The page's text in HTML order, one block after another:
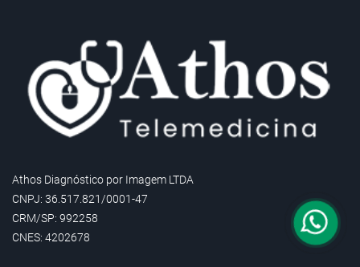
Athos Diagnóstico por Imagem LTDA
CNPJ: 36.517.821/0001-47
CRM/SP: 992258
CNES: 4202678